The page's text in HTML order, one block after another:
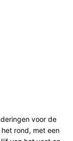
voor de
rond, met een